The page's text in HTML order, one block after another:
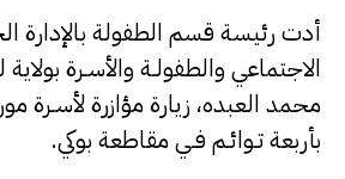
أدت رئيسة قسم الطفولة بالإدارة
الاجتماعي والطفولـة والأسـرة
محمد العبده، زيارة مؤازرة لأسـرة
بأربعة تـوائـم فـي مقاطعة بوكي.